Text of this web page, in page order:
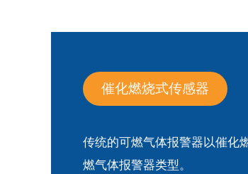
催化燃烧式传感器
传统的可燃气体报警器以催化
燃气体报警器类型。